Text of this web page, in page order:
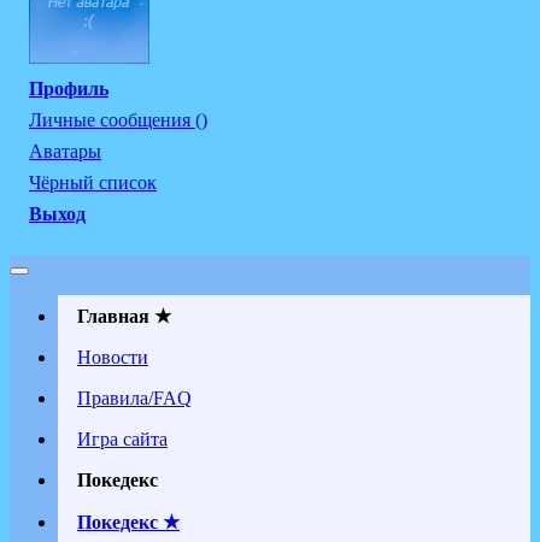
Профиль
Личные сообщения ()
Аватары
Чёрный список
Выход
Главная ★
Новости
Правила/FAQ
Игра сайта
Покедекс
Покедекс ★